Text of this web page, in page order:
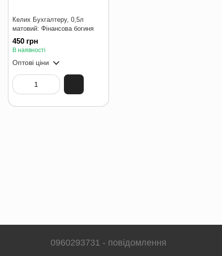
Келих Бухгалтеру, 0,5л
матовий: Фінансова богиня
450 грн
В наявності
Оптові ціни
0960293731 - повідомлення